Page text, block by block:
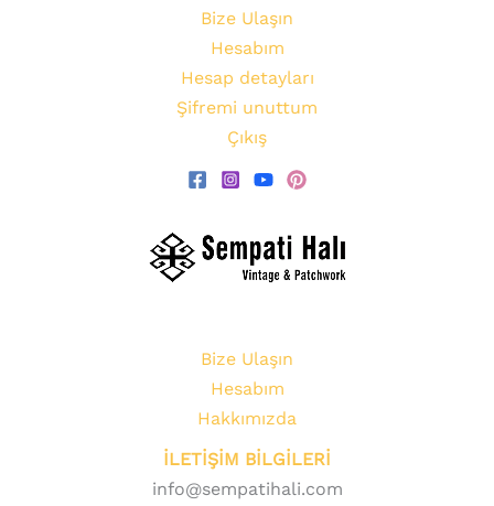
Bize Ulaşın
Hesabım
Hesap detayları
Şifremi unuttum
Çıkış
Bize Ulaşın
Hesabım
Hakkımızda
İLETİŞİM BİLGİLERİ
info@sempatihali.com